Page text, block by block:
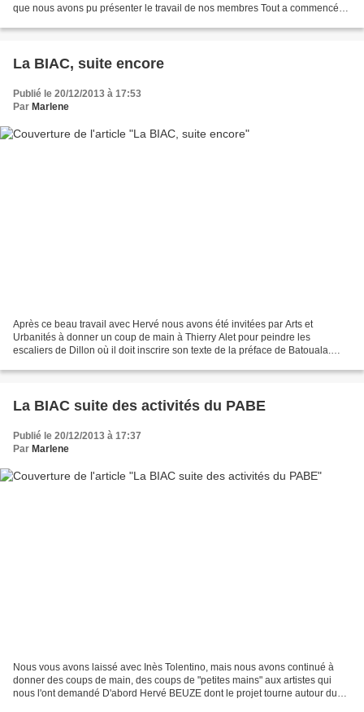
que nous avons pu présenter le travail de nos membres Tout a commencé
La BIAC, suite encore
Publié le 20/12/2013 à 17:53
Par Marlene
Après ce beau travail avec Hervé nous avons été invitées par Arts et
Urbanités à donner un coup de main à Thierry Alet pour peindre les
escaliers de Dillon où il doit inscrire son texte de la préface de Batouala.
La BIAC suite des activités du PABE
Publié le 20/12/2013 à 17:37
Par Marlene
Nous vous avons laissé avec Inès Tolentino, mais nous avons continué à
donner des coups de main, des coups de "petites mains" aux artistes qui
nous l'ont demandé D'abord Hervé BEUZE dont le projet tourne autour du